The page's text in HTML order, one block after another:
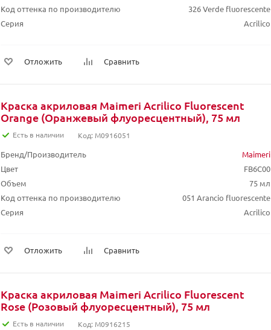
Код оттенка по производителю
326 Verde fluorescente
Серия
Acrilico
Отложить Сравнить
Краска акриловая Maimeri Acrilico Fluorescent
Orange (Оранжевый флуоресцентный), 75 мл
Есть в наличии Код: M0916051
Бренд/Производитель
Maimeri
Цвет
FB6C00
Объем
75 мл
Код оттенка по производителю
051 Arancio fluorescente
Серия
Acrilico
Отложить Сравнить
Краска акриловая Maimeri Acrilico Fluorescent
Rose (Розовый флуоресцентный), 75 мл
Есть в наличии Код: M0916215